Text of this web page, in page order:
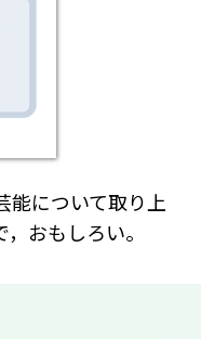
能について取り上
おもしろい。